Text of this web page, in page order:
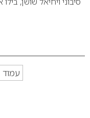
עמוד 1 מתוך 2